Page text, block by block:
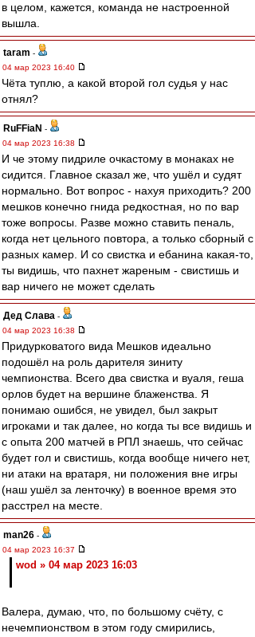
в целом, кажется, команда не настроенной
вышла.
taram -
04 мар 2023 16:40
Чёта туплю, а какой второй гол судья у нас
отнял?
RuFFiaN -
04 мар 2023 16:38
И че этому пидриле очкастому в монаках не
сидится. Главное сказал же, что ушёл и судят
нормально. Вот вопрос - нахуя приходить? 200
мешков конечно гнида редкостная, но по вар
тоже вопросы. Разве можно ставить пеналь,
когда нет цельного повтора, а только сборный с
разных камер. И со свистка и ебанина какая-то,
ты видишь, что пахнет жареным - свистишь и
вар ничего не может сделать
Дед Слава -
04 мар 2023 16:38
Придурковатого вида Мешков идеально
подошёл на роль дарителя зиниту
чемпионства. Всего два свистка и вуаля, геша
орлов будет на вершине блаженства. Я
понимаю ошибся, не увидел, был закрыт
игроками и так далее, но когда ты все видишь и
с опыта 200 матчей в РПЛ знаешь, что сейчас
будет гол и свистишь, когда вообще ничего нет,
ни атаки на вратаря, ни положения вне игры
(наш ушёл за ленточку) в военное время это
расстрел на месте.
man26 -
04 мар 2023 16:37
wod » 04 мар 2023 16:03
Валера, думаю, что, по большому счёту, с
нечемпионством в этом году смирились,